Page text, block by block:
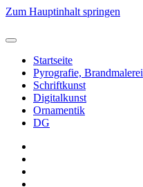
Zum Hauptinhalt springen
Startseite
Pyrografie, Brandmalerei
Schriftkunst
Digitalkunst
Ornamentik
DG